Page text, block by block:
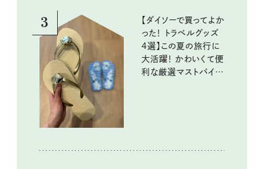
3
【ダイソーで買ってよか
った！ トラベルグッズ
4選】この夏の旅行に
大活躍！ かわいくて便
利な厳選マストバイア